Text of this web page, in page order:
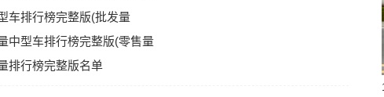
车排行榜完整版(批发量
中型车排行榜完整版(零售量
排行榜完整版名单